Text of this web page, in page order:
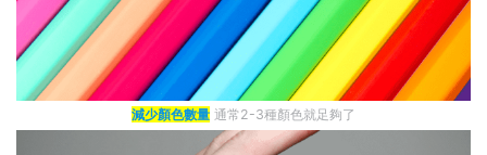
減少顏色數量 通常2-3種顏色就足夠了